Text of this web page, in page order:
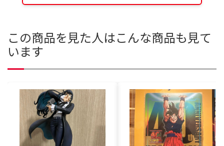
この商品を見た人はこんな商品も見て
います